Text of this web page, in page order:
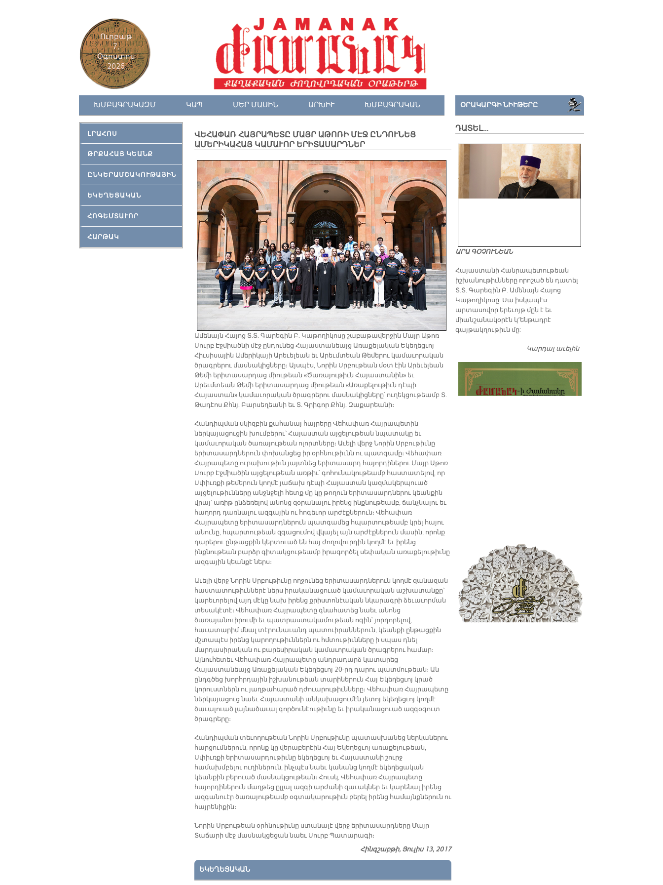
Ուրբաթ
7,
Օգոստոս
2026
ԽՄԲԱԳՐԱԿԱԶՄ ԿԱՊ ՄԵՐ ՄԱՍԻՆ ԱՐԽԻՒ ԽՄԲԱԳՐԱԿԱՆ
ԼՐԱՀՈՍ
ԹՐՔԱՀԱՅ ԿԵԱՆՔ
ԸՆԿԵՐԱՄՇԱԿՈՒԹԱՅԻՆ
ԵԿԵՂԵՑԱԿԱՆ
ՀՈԳԵՄՏԱՒՈՐ
ՀԱՐԹԱԿ
ՎԵՀԱՓԱՌ ՀԱՅՐԱՊԵՏԸ ՄԱՅՐ ԱԹՈՌԻ ՄԷՋ ԸՆԴՈՒՆԵՑ
ԱՄԵՐԻԿԱՀԱՅ ԿԱՄԱՒՈՐ ԵՐԻՏԱՍԱՐԴՆԵՐ
Ամենայն Հայոց Տ.Տ. Գարեգին Բ. Կաթողիկոսը շաբաթավերջին Մայր Աթոռ
Սուրբ Էջմիածնի մէջ ընդունեց Հայաստանեայց Առաքելական Եկեղեցւոյ
Հիւսիսային Ամերիկայի Արեւելեան եւ Արեւմտեան Թեմերու կամաւորական
ծրագրերու մասնակիցները։ Այսպէս, Նորին Սրբութեան մօտ էին Արեւելեան
Թեմի երիտասարդաց միութեան «Ծառայութիւն Հայաստանին» եւ
Արեւմտեան Թեմի երիտասարդաց միութեան «Առաքելութիւն դէպի
Հայաստան» կամաւորական ծրագրերու մասնակիցները՝ ուղեկցութեամբ Տ.
Թադէոս Քհնյ. Բարսեղեանի եւ Տ. Գրիգոր Քհնյ. Զաքարեանի։
Հանդիպման սկիզբին քահանայ հայրերը Վեհափառ Հայրապետին
ներկայացուցին խումբերու՝ Հայաստան այցելութեան նպատակը եւ
կամաւորական ծառայութեան ոլորտները։ Աւելի վերջ Նորին Սրբութիւնը
երիտասարդներուն փոխանցեց իր օրհնութիւնն ու պատգամը։ Վեհափառ
Հայրապետը ուրախութիւն յայտնեց երիտասարդ հայորդիներու Մայր Աթոռ
Սուրբ Էջմիածին այցելութեան առթիւ՝ գոհունակութեամբ հաստատելով, որ
Սփիւռքի թեմերուն կողմէ յաճախ դէպի Հայաստան կազմակերպուած
այցելութիւնները անջնջելի հետք մը կը թողուն երիտասարդներու կեանքին
վրայ՝ առիթ ընձեռելով անոնց զօրանալու իրենց ինքնութեամբ, ճանչնալու եւ
հաղորդ դառնալու ազգային ու հոգեւոր արժէքներուն։ Վեհափառ
Հայրապետը երիտասարդներուն պատգամեց հպարտութեամբ կրել հայու
անունը, հպարտութեան զգացումով վկայել այն արժէքներուն մասին, որոնք
դարերու ընթացքին կերտուած են հայ ժողովուրդին կողմէ եւ իրենց
ինքնութեան բարձր գիտակցութեամբ իրագործել սեփական առաքելութիւնը
ազգային կեանքէ ներս։
Աւելի վերջ Նորին Սրբութիւնը ողջունեց երիտասարդներուն կողմէ զանազան
հաստատութիւններէ ներս իրականացուած կամաւորական աշխատանքը՝
կարեւորելով այդ մէկը նախ իրենց քրիստոնէական նկարագրի ձեւաւորման
տեսակէտէ։ Վեհափառ Հայրապետը գնահատեց նաեւ անոնց
ծառայանուիրումի եւ պատրաստակամութեան ոգին՝ յորդորելով,
հաւատարիմ մնալ տէրունաւանդ պատուիրաններուն, կեանքի ընթացքին
մշտապէս իրենց կարողութիւններն ու հմտութիւնները ի սպաս դնել
մարդասիրական ու բարեսիրական կամաւորական ծրագրերու համար։
Այնուհետեւ Վեհափառ Հայրապետը անդրադարձ կատարեց
Հայաստանեայց Առաքելական Եկեղեցւոյ 20-րդ դարու պատմութեան։ Ան
ընդգծեց խորհրդային իշխանութեան տարիներուն Հայ Եկեղեցւոյ կրած
կորուստներն ու յաղթահարած դժուարութիւնները։ Վեհափառ Հայրապետը
ներկայացուց նաեւ Հայաստանի անկախացումէն յետոյ եկեղեցւոյ կողմէ
ծաւալուած լայնածաւալ գործունէութիւնը եւ իրականացուած ազգօգուտ
ծրագրերը։
Հանդիպման տեւողութեան Նորին Սրբութիւնը պատասխանեց ներկաներու
հարցումներուն, որոնք կը վերաբերէին Հայ Եկեղեցւոյ առաքելութեան,
Սփիւռքի երիտասարդութիւնը եկեղեցւոյ եւ Հայաստանի շուրջ
համախմբելու ուղիներուն, ինչպէս նաեւ կանանց կողմէ եկեղեցական
կեանքին բերուած մասնակցութեան։ Հուսկ, Վեհափառ Հայրապետը
հայորդիներուն մաղթեց ըլլալ ազգի արժանի զաւակներ եւ կարենալ իրենց
ազգանուէր ծառայութեամբ օգտակարութիւն բերել իրենց համայնքներուն ու
հայրենիքին։
Նորին Սրբութեան օրհնութիւնը ստանալէ վերջ երիտասարդները Մայր
Տաճարի մէջ մասնակցեցան նաեւ Սուրբ Պատարագի։
Հինգշաբթի, Յուլիս 13, 2017
ԵԿԵՂԵՑԱԿԱՆ
ՕՐԱԿԱՐԳԻ ՆԻՒԹԵՐԸ
ԴԱՏԵԼ…
ԱՐԱ ԳՕՉՈՒՆԵԱՆ
​Հայաստանի Հանրապետութեան
իշխանութիւնները որոշած են դատել
Տ.Տ. Գարեգին Բ. Ամենայն Հայոց
Կաթողիկոսը: Սա իսկապէս
արտասովոր երեւոյթ մըն է եւ
միանշանակօրէն կ՚ենթադրէ
գայթակղութիւն մը:
Կարդալ աւելինԴատել…